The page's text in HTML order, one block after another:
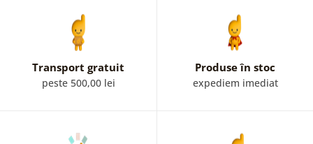
Transport gratuit
peste 500,00 lei
Produse în stoc
expediem imediat